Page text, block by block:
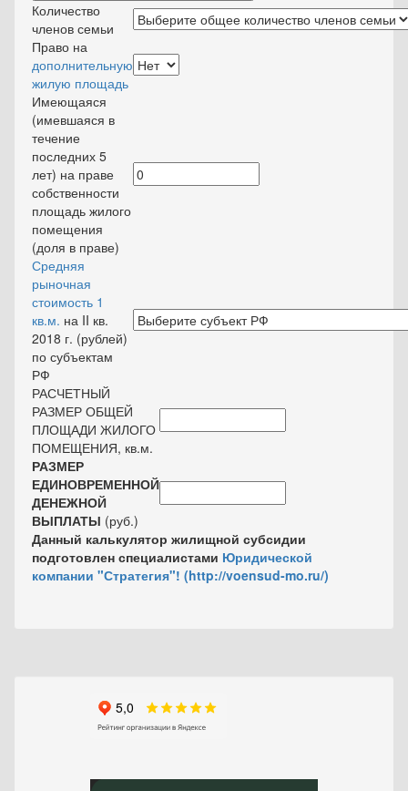
Количество
членов семьи
Право на
дополнительную
жилую площадь
Имеющаяся
(имевшаяся в
течение
последних 5
лет) на праве
собственности
площадь жилого
помещения
(доля в праве)
Средняя
рыночная
стоимость 1
кв.м. на II кв.
2018 г. (рублей)
по субъектам
РФ
РАСЧЕТНЫЙ
РАЗМЕР ОБЩЕЙ
ПЛОЩАДИ ЖИЛОГО
ПОМЕЩЕНИЯ, кв.м.
РАЗМЕР
ЕДИНОВРЕМЕННОЙ
ДЕНЕЖНОЙ
ВЫПЛАТЫ (руб.)
Данный калькулятор жилищной субсидии
подготовлен специалистами Юридической
компании "Стратегия"! (http://voensud-mo.ru/)